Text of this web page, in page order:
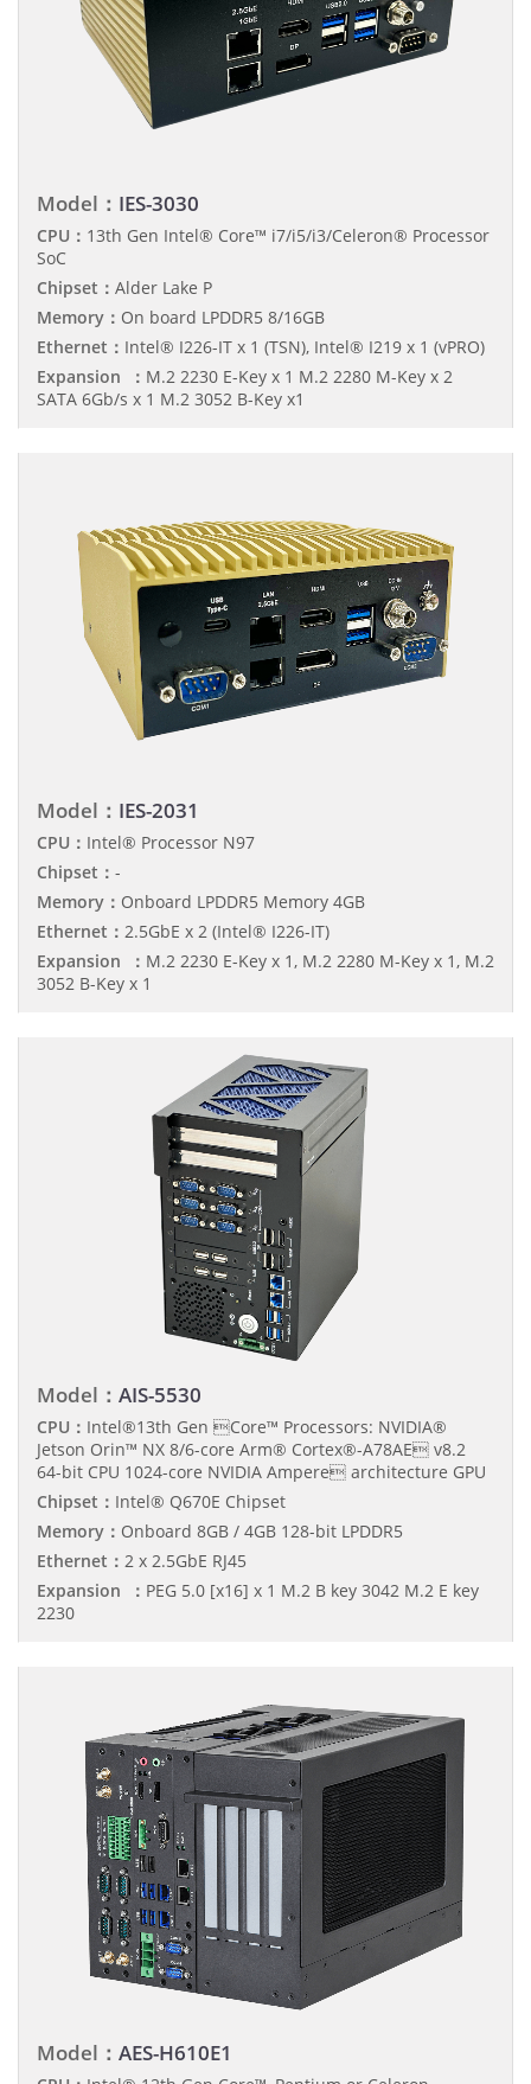
Model： IES-3030
CPU： 13th Gen Intel® Core™ i7/i5/i3/Celeron® Processor
SoC
Chipset： Alder Lake P
Memory： On board LPDDR5 8/16GB
Ethernet： Intel® I226-IT x 1 (TSN), Intel® I219 x 1 (vPRO)
Expansion ： M.2 2230 E-Key x 1 M.2 2280 M-Key x 2
SATA 6Gb/s x 1 M.2 3052 B-Key x1
Model： IES-2031
CPU： Intel® Processor N97
Chipset： -
Memory： Onboard LPDDR5 Memory 4GB
Ethernet： 2.5GbE x 2 (Intel® I226-IT)
Expansion ： M.2 2230 E-Key x 1, M.2 2280 M-Key x 1, M.2
3052 B-Key x 1
Model： AIS-5530
CPU： Intel®13th Gen Core™ Processors: NVIDIA®
Jetson Orin™ NX 8/6-core Arm® Cortex®-A78AE v8.2
64-bit CPU 1024-core NVIDIA Ampere architecture GPU
Chipset： Intel® Q670E Chipset
Memory： Onboard 8GB / 4GB 128-bit LPDDR5
Ethernet： 2 x 2.5GbE RJ45
Expansion ： PEG 5.0 [x16] x 1 M.2 B key 3042 M.2 E key
2230
Model： AES-H610E1